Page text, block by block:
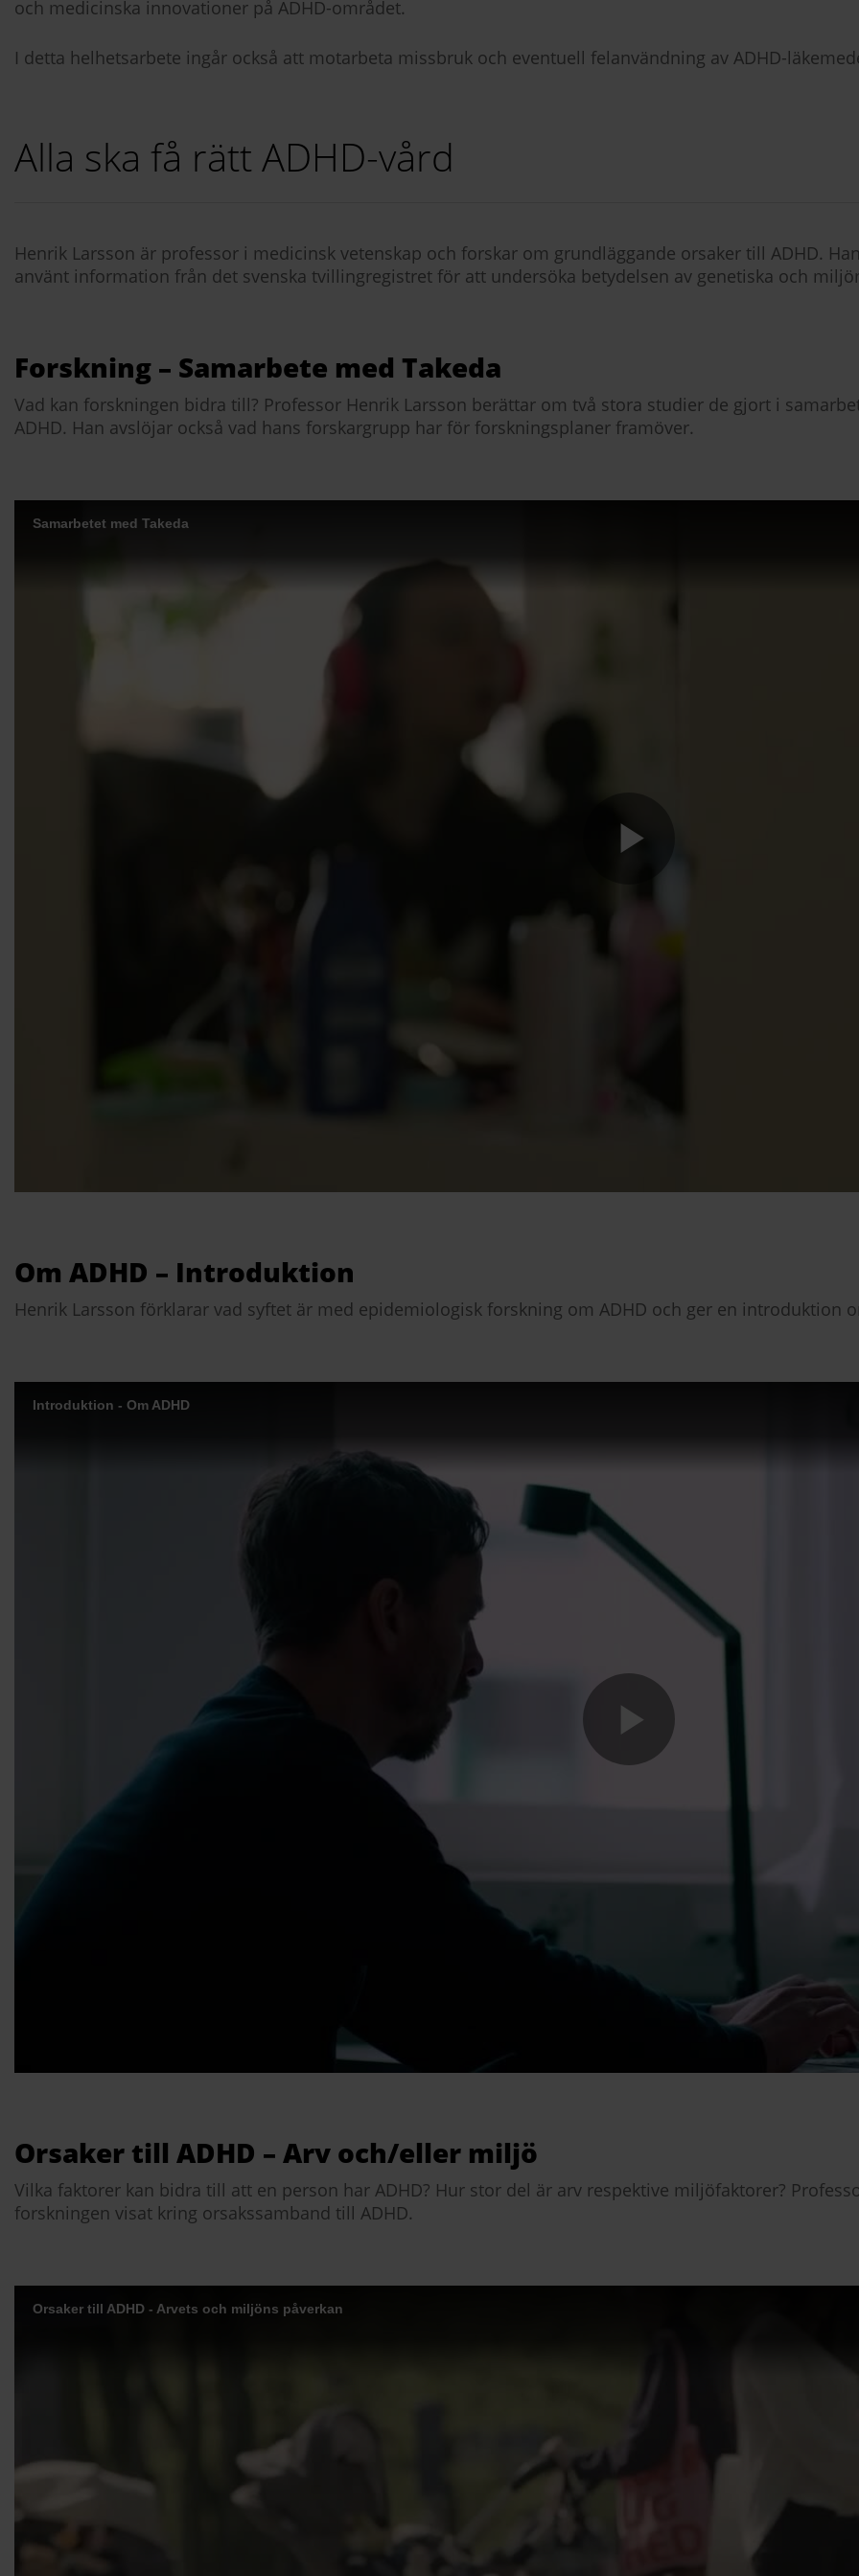
och medicinska innovationer på ADHD-området.
I detta helhetsarbete ingår också att motarbeta missbruk och eventuell felanvändning av ADHD-
Alla ska få rätt ADHD-vård
Henrik Larsson är professor i medicinsk vetenskap och forskar om grundläggande orsaker till ADHD.
använt information från det svenska tvillingregistret för att undersöka betydelsen av genetiska och
Forskning – Samarbete med Takeda
Vad kan forskningen bidra till? Professor Henrik Larsson berättar om två stora studier de gjort i
ADHD. Han avslöjar också vad hans forskargrupp har för forskningsplaner framöver.
Samarbetet med Takeda
Play
Om ADHD – Introduktion
Henrik Larsson förklarar vad syftet är med epidemiologisk forskning om ADHD och ger en introduktion
Introduktion - Om ADHD
Play
Orsaker till ADHD – Arv och/eller miljö
Vilka faktorer kan bidra till att en person har ADHD? Hur stor del är arv respektive miljöfaktorer?
forskningen visat kring orsakssamband till ADHD.
Orsaker till ADHD - Arvets och miljöns påverkan